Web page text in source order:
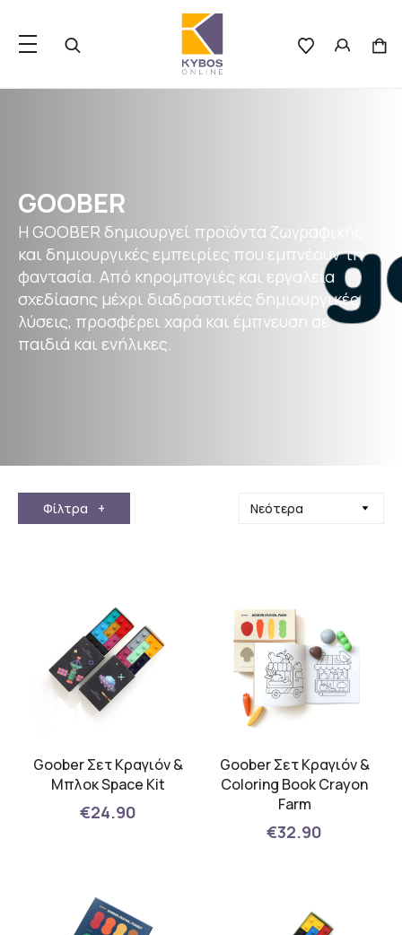
GOOBER
Η GOOBER δημιουργεί προϊόντα ζωγραφικής
και δημιουργικές εμπειρίες που εμπνέουν τη
φαντασία. Από κηρομπογιές και εργαλεία
σχεδίασης μέχρι διαδραστικές δημιουργικές
λύσεις, προσφέρει χαρά και έμπνευση σε
παιδιά και ενήλικες.
Φίλτρα +
Goober Σετ Κραγιόν &
Μπλοκ Space Kit
€24.90
Goober Σετ Κραγιόν &
Coloring Book Crayon
Farm
€32.90